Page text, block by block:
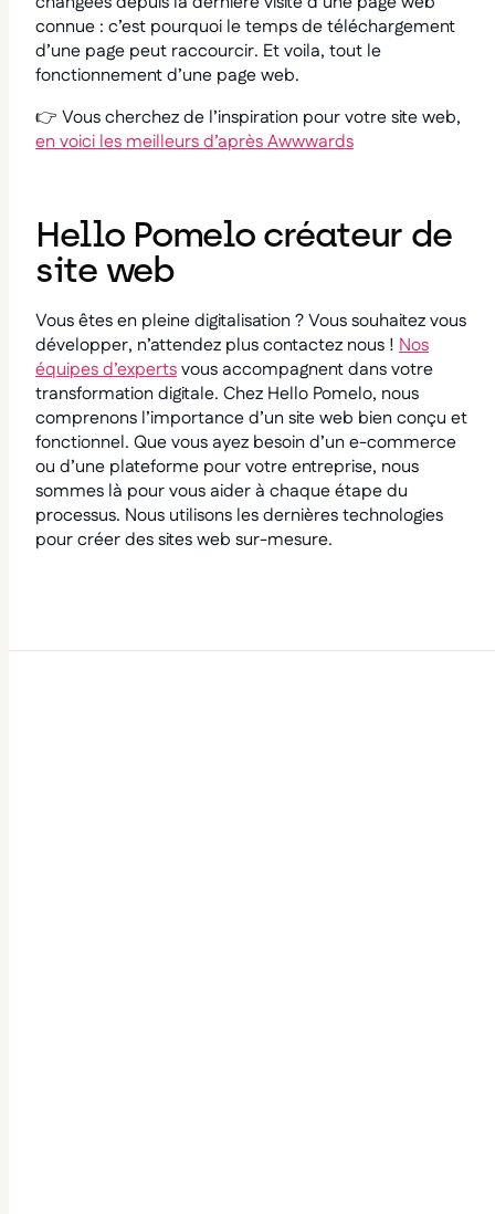
connue : c’est pourquoi le temps de téléchargement
d’une page peut raccourcir. Et voila, tout le
fonctionnement d’une page web.
👉 Vous cherchez de l’inspiration pour votre site web,
en voici les meilleurs d’après Awwwards
Hello Pomelo créateur de
site web
Vous êtes en pleine digitalisation ? Vous souhaitez vous
développer, n’attendez plus contactez nous ! Nos
équipes d’expertsvous accompagnent dans votre
transformation digitale. Chez Hello Pomelo, nous
comprenons l’importance d’un site web bien conçu et
fonctionnel. Que vous ayez besoin d’un e-commerce
ou d’une plateforme pour votre entreprise, nous
sommes là pour vous aider à chaque étape du
processus. Nous utilisons les dernières technologies
pour créer des sites web sur-mesure.